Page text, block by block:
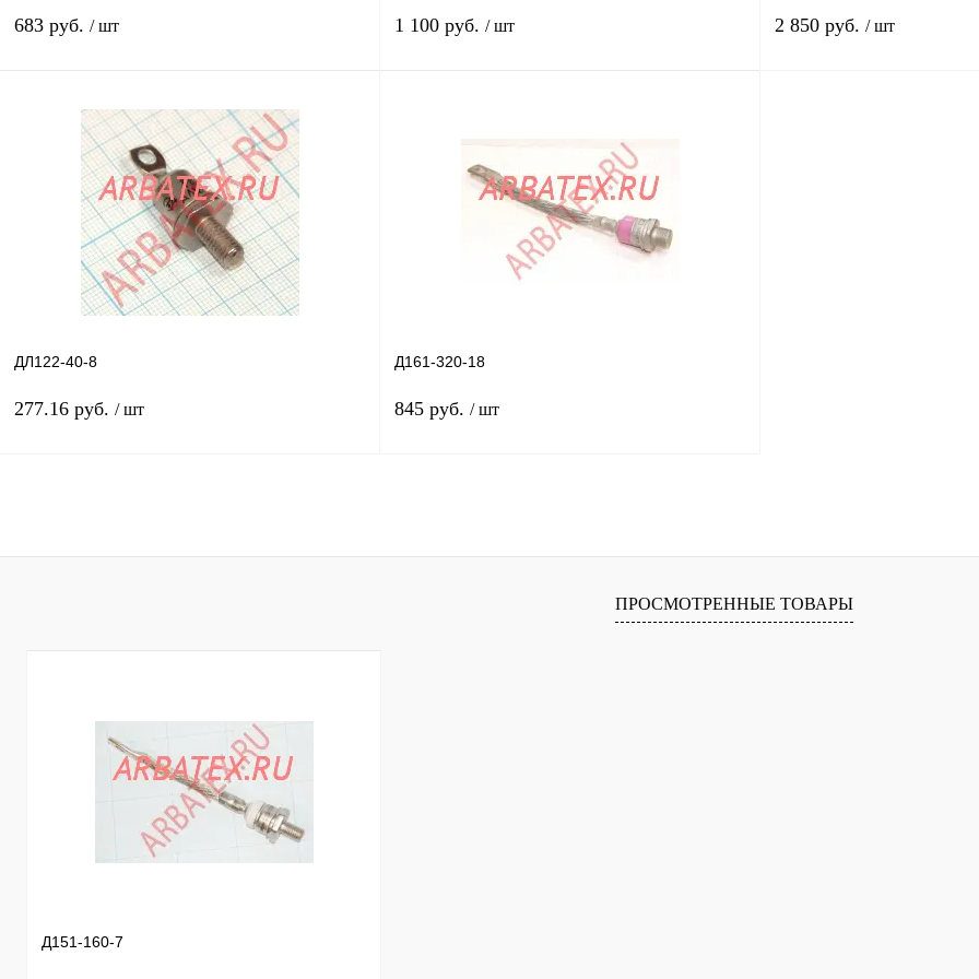
683 руб. / шт
В корзину
Купить в 1 клик Сравнение
В избранное
наличии
1 100 руб. / шт
Купить в 1 клик Сравнение
наличии
2 850 руб. / шт
ДЛ122-40-8
277.16 руб. / шт
Купить в 1 клик Сравнение
Д161-320-18
845 руб. / шт
Купить в 1 клик Сравнение
ПРОСМОТРЕННЫЕ ТОВАРЫ
Д151-160-7